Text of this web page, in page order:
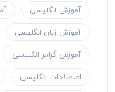
آموزش انگلیسی
آموزش زبان انگلیسی
آموزش گرامر انگلیسی
اصطلاحات انگلیسی